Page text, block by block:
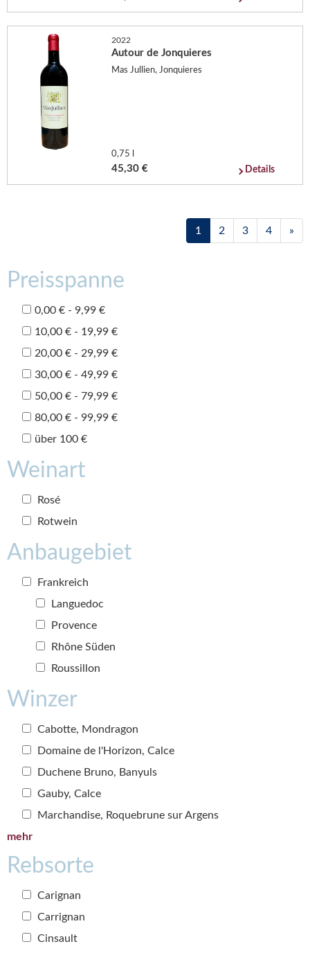
2022
Autour de Jonquieres
Mas Jullien, Jonquieres
0,75 l
45,30 € Details
1 2 3 4 »
Preisspanne
0,00 € - 9,99 €
10,00 € - 19,99 €
20,00 € - 29,99 €
30,00 € - 49,99 €
50,00 € - 79,99 €
80,00 € - 99,99 €
über 100 €
Weinart
Rosé
Rotwein
Anbaugebiet
Frankreich
Languedoc
Provence
Rhône Süden
Roussillon
Winzer
Cabotte, Mondragon
Domaine de l'Horizon, Calce
Duchene Bruno, Banyuls
Gauby, Calce
Marchandise, Roquebrune sur Argens
mehr
Rebsorte
Carignan
Carrignan
Cinsault